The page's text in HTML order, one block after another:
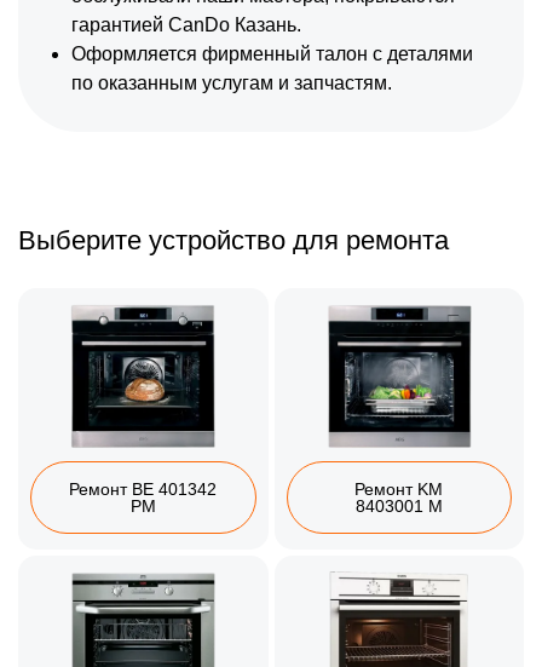
гарантией CanDo Казань.
Оформляется фирменный талон с деталями
по оказанным услугам и запчастям.
Выберите устройство для ремонта
Ремонт BE 401342
PM
Ремонт KM
8403001 M